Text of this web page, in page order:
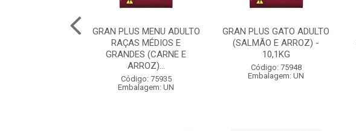
GRAN PLUS MENU ADULTO
RAÇAS MÉDIOS E
GRANDES (CARNE E
ARROZ)...
Código: 75935
Embalagem: UN
GRAN PLUS GATO ADULTO
(SALMÃO E ARROZ) -
10,1KG
Código: 75948
Embalagem: UN